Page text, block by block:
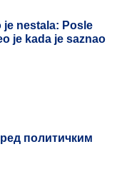
je nestala: Posle
je kada je saznao
политичким